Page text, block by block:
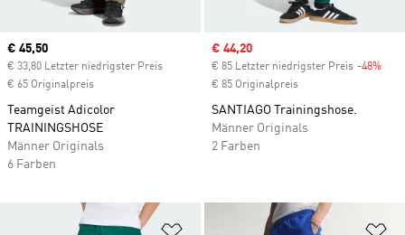
Current price
€ 45,50
€ 33,80 Letzter niedrigster Preis
€ 65 Originalpreis
Teamgeist Adicolor
TRAININGSHOSE
Männer Originals
6 Farben
Sale price
€ 44,20
€ 85 Letzter niedrigster Preis -48%
€ 85 Originalpreis
SANTIAGO Trainingshose.
Männer Originals
2 Farben
Zur Wunschliste hinzufügen